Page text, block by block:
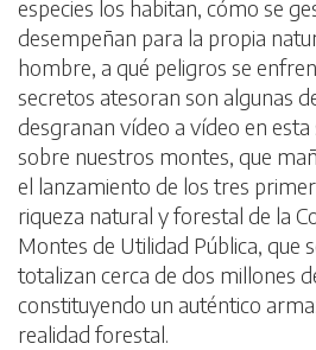
especies los habitan, cómo se
desempeñan para la propia
hombre, a qué peligros se
secretos atesoran son algunas
desgranan vídeo a vídeo en
sobre nuestros montes, que
el lanzamiento de los tres
riqueza natural y forestal de la
Montes de Utilidad Pública, que
totalizan cerca de dos millones
constituyendo un auténtico
realidad forestal.